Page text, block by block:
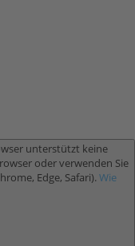
unterstützt keine
oder verwenden Sie
Edge, Safari).Wie